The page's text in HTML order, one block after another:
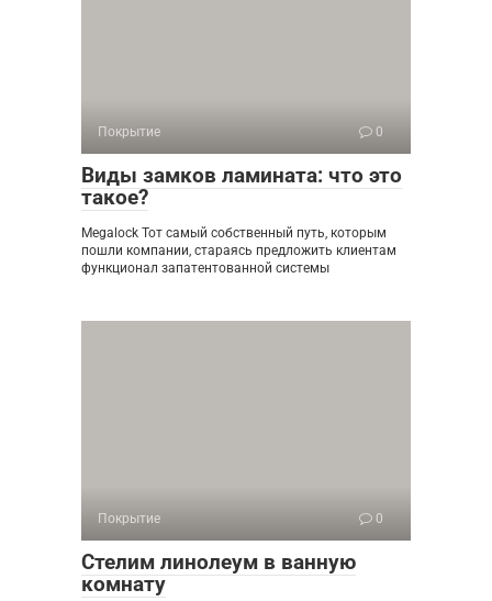
Покрытие 0
Виды замков ламината: что это
такое?
Megalock Тот самый собственный путь, которым
пошли компании, стараясь предложить клиентам
функционал запатентованной системы
Покрытие 0
Стелим линолеум в ванную
комнату